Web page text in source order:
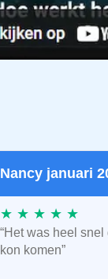
Nancy januari
★ ★ ★ ★ ★
“Het was heel
kon komen”